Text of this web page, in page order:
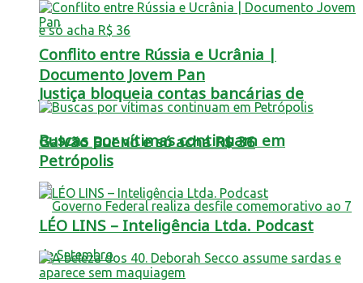
Justiça bloqueia contas bancárias de
Galvão Bueno e só acha R$ 36
Conflito entre Rússia e Ucrânia |
Documento Jovem Pan
Buscas por vítimas continuam em
Petrópolis
LÉO LINS – Inteligência Ltda. Podcast